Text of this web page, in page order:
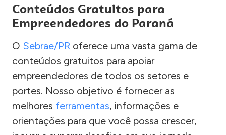
Conteúdos Gratuitos para
Empreendedores do Paraná
O Sebrae/PR oferece uma vasta gama de
conteúdos gratuitos para apoiar
empreendedores de todos os setores e
portes. Nosso objetivo é fornecer as
melhores ferramentas, informações e
orientações para que você possa crescer,